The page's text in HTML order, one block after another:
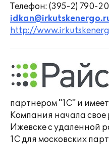
Телефон: (395-2) 790-
http://
партнером "1С" и
Компания начала свое
Ижевске с удаленной
1С для московских